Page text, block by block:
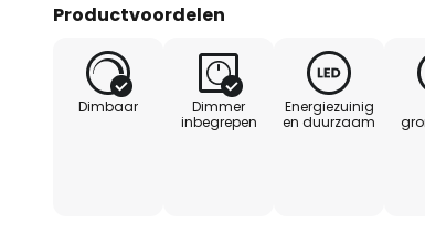
Bedienbaar en dimbaar
(niet inbegrepen) of via
meegeleverd) of via
ZigBee Controller, niet
voor mens en dier)
wordt niet
Productvoordelen
Dimbaar
Dimmer
inbegrepen
Energiezuinig
en duurzaam